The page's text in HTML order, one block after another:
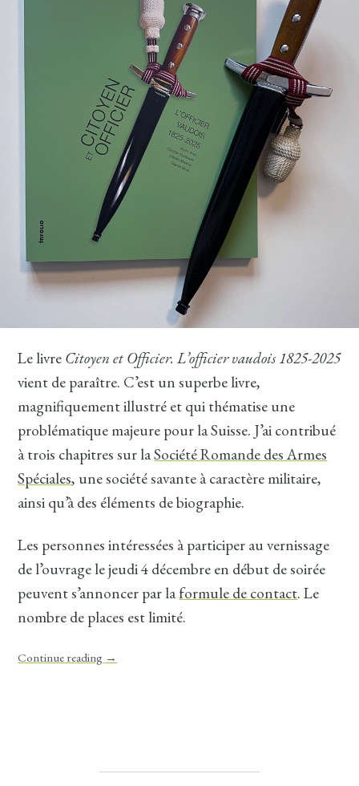
Le livre Citoyen et Officier. L’officier vaudois 1825-2025
vient de paraître. C’est un superbe livre,
magnifiquement illustré et qui thématise une
problématique majeure pour la Suisse. J’ai contribué
à trois chapitres sur laSociété Romande des Armes
Spéciales, une société savante à caractère militaire,
ainsi qu’à des éléments de biographie.
Les personnes intéressées à participer au vernissage
de l’ouvrage le jeudi 4 décembre en début de soirée
peuvent s’annoncer par la formule de contact. Le
nombre de places est limité.
Continue reading →